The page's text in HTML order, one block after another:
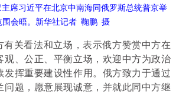
席习近平在北京中南海同俄罗斯总统普京举
围会晤。新华社记者 鞠鹏 摄
有关看法和立场，表示俄方赞赏中方在
观、公正、平衡立场，欢迎中方为政治
发挥重要建设性作用。俄方致力于通过
问题，愿意展现诚意，并就此同中方继